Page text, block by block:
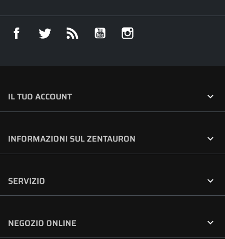
Facebook Twitter YouTube
IL TUO ACCOUNT 
INFORMAZIONI SUL ZENTAURON 
SERVIZIO 
NEGOZIO ONLINE 